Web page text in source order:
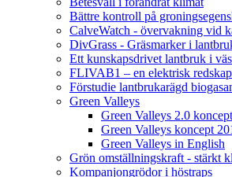
Bättre kontroll på
CalveWatch - övervakning vid
DivGrass - Gräsmarker i
Ett kunskapsdrivet lantbruk i
FLIVAB1 – en elektrisk
Förstudie lantbrukarägd
Green Valleys
Green Valleys 2.0
Green Valleys koncept
Green Valleys in English
Grön omställningskraft - stärkt
Kompanjongrödor i höstraps